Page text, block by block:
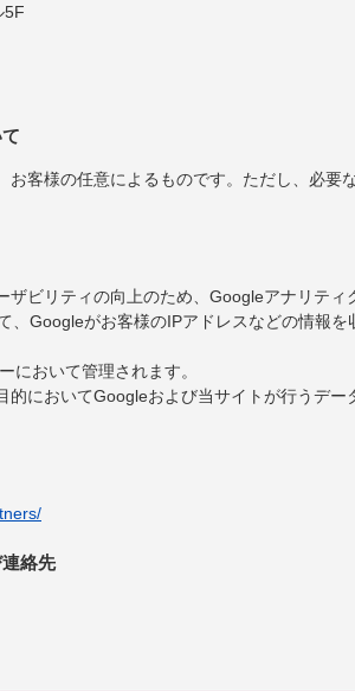
5F
客様の任意によるものです。ただし、必
ビリティの向上のため、Googleアナリテ
、Googleがお客様のIPアドレスなどの情報
において管理されます。
においてGoogleおよび当サイトが行うデ
絡先